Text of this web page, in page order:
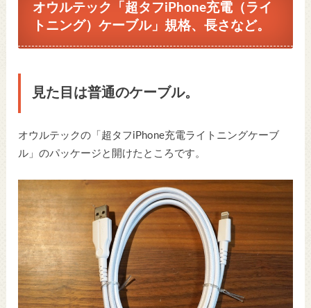
オウルテック「超タフiPhone充電（ライ
トニング）ケーブル」規格、長さなど。
見た目は普通のケーブル。
オウルテックの「超タフiPhone充電ライトニングケーブ
ル」のパッケージと開けたところです。